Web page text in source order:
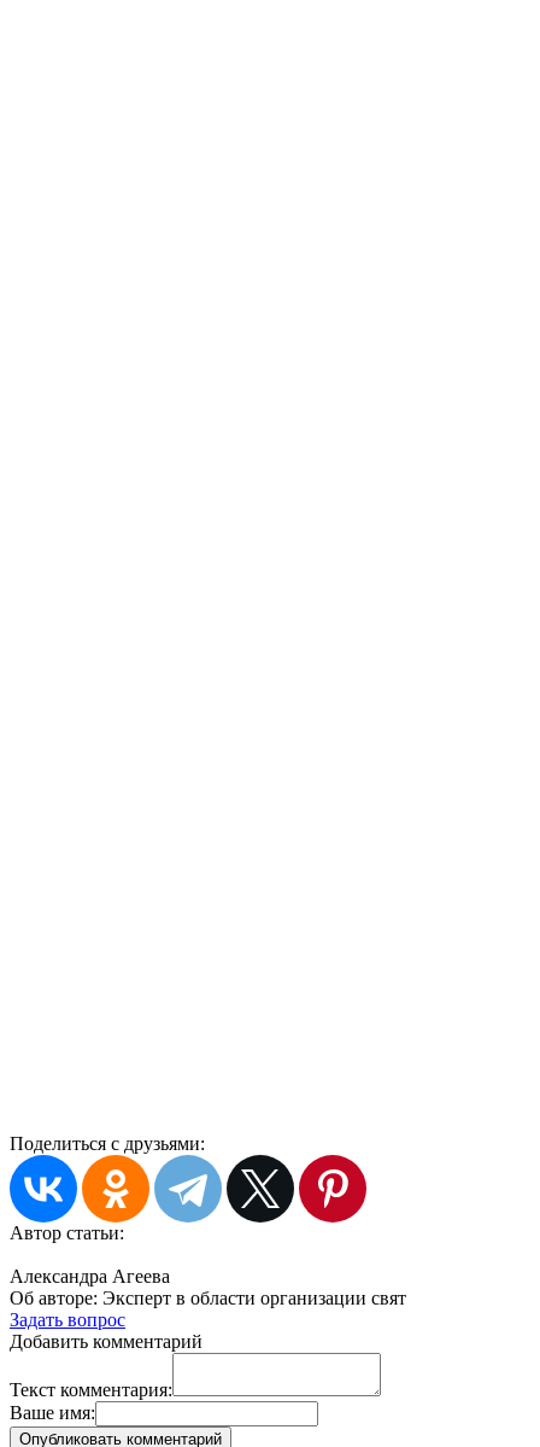
Поделиться с друзьями:
Автор статьи:
Александра Агеева
Об авторе: Эксперт в области организации свят
Задать вопрос
Добавить комментарий
Текст комментария:
Ваше имя: